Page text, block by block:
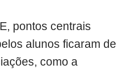
pontos centrais
alunos ficaram de
como a